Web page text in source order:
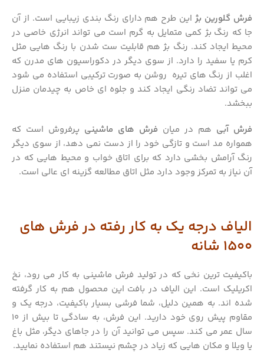
فرش گلورین بژاین طرح هم دارای رنگ بندی زیبایی است. از آن
جا که رنگ بژ کمی متمایل به گرم است می تواند انرژی خاصی در
محیط ایجاد کند. رنگ بژ هم قابلیت ست شدن با رنگ هایی مثل
کرم یا سفید را دارد. از سوی دیگر در دکوراسیون های مدرن که
اغلب از رنگ های تیره روشن به صورت ترکیبی استفاده می شود
می تواند تضاد رنگی ایجاد کند و جلوه ای خاص به چیدمان منزل
ببخشد.
فرش آبی هم در میان فرش های ماشینی پرفروش است که
همواره مد است و تازگی خود را از دست نمی دهد، از سوی دیگر
رنگ آرامش بخشی دارد که برای اتاق خواب و محیط هایی که در
آن نیاز به تمرکز وجود دارد مثل اتاق مطالعه گزینه ای عالی است.
الیاف درجه یک به کار رفته در فرش های
1500 شانه
باکیفیت ترین نخی که در تولید فرش ماشینی به کار می رود، نخ
اکریلیک است. این الیاف در بافت این محصول هم به کار گرفته
شده اند. به همین دلیل، شما فرشی بسیار باکیفیت، درجه یک و
مقاوم پیش روی خود دارید. این فرش، به سادگی تا بیش از 10
سال عمر می کند. سپس می توانید آن را در جاهای دیگر، مثل باغ
یا ویلا و مکان هایی که زیاد در چشم نیستند هم استفاده نمایید.